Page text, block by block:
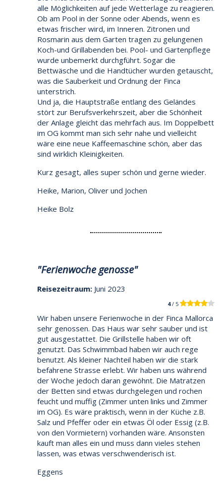
alle Möglichkeiten auf jede Wetterlage zu reagieren.
Ob am Pool in der Sonne oder Abends, wenn es
etwas frischer wird, im Inneren. Zitronen und
Rosmarin aus dem Garten tragen zu gelungenen
Koch-und Grillabenden bei. Pool- und Gartenpflege
wurde unbemerkt durchgführt. Sogar die
Bettwäsche und die Handtücher wurden getauscht,
was die Sauberkeit und Ordnung der Finca
unterstrich.
Und ja, die Hauptstraße entlang des Geländes
stört zur Berufsverkehrszeit, aber die Schönheit
der Anlage gleicht das mehrfach aus. Im Doppelbett
im OG kommt man sich sehr nahe und vielleicht
wäre eine neue Kaffeemaschine schön, aber das
sind wirklich Kleinigkeiten.
Kurz gesagt, alles super schön und gerne wieder.
Heike, Marion, Oliver und Jochen
Heike Bolz
"Ferienwoche genosse"
Reisezeitraum: Juni 2023
4/ 5
Wir haben unsere Ferienwoche in der Finca Mallorca
sehr genossen. Das Haus war sehr sauber und ist
gut ausgestattet. Die Grillstelle haben wir oft
genutzt. Das Schwimmbad haben wir auch rege
benutzt. Als kleiner Nachteil haben wir die stark
befahrene Strasse erlebt. Wir haben uns während
der Woche jedoch daran gewöhnt. Die Matratzen
der Betten sind etwas durchgelegen und rochen
feucht und muffig (Zimmer unten links und Zimmer
im OG). Es wäre praktisch, wenn in der Küche z.B.
Salz und Pfeffer oder ein etwas Öl oder Essig (z.B.
von den Vormietern) vorhanden wäre. Ansonsten
kauft man alles ein und muss dann vieles stehen
lassen, was etwas verschwenderisch ist.
Eggens